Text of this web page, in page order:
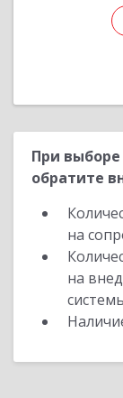
При
обратите
на
на